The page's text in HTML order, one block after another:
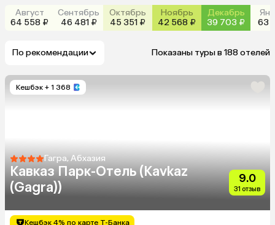
Август
64 558 ₽
Сентябрь
46 481 ₽
Октябрь
45 351 ₽
Ноябрь
42 568 ₽
Декабрь
39 703 ₽
63
По рекомендации Показаны туры в 188 отелей
Кешбэк + 1 368
Гагра, Абхазия
Кавказ Парк-Отель (Kavkaz
(Gagra))
9.0
31 отзыв
Кешбэк 4% по карте Т-Банка